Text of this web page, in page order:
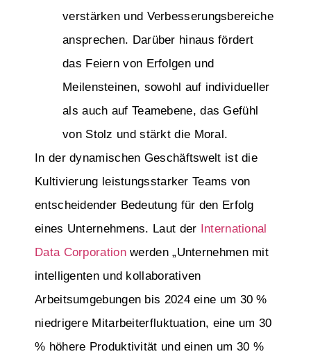
verstärken und Verbesserungsbereiche
ansprechen. Darüber hinaus fördert
das Feiern von Erfolgen und
Meilensteinen, sowohl auf individueller
als auch auf Teamebene, das Gefühl
von Stolz und stärkt die Moral.
In der dynamischen Geschäftswelt ist die
Kultivierung leistungsstarker Teams von
entscheidender Bedeutung für den Erfolg
eines Unternehmens. Laut der International
Data Corporationwerden „Unternehmen mit
intelligenten und kollaborativen
Arbeitsumgebungen bis 2024 eine um 30 %
niedrigere Mitarbeiterfluktuation, eine um 30
% höhere Produktivität und einen um 30 %